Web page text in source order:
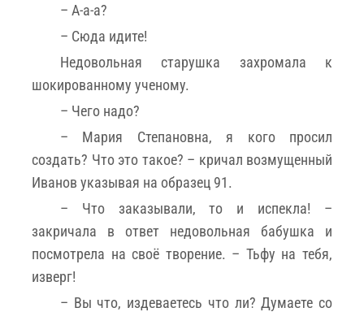
– А-а-а?
– Сюда идите!
Недовольная старушка захромала к
шокированному ученому.
– Чего надо?
– Мария Степановна, я кого просил
создать? Что это такое? – кричал возмущенный
Иванов указывая на образец 91.
– Что заказывали, то и испекла! –
закричала в ответ недовольная бабушка и
посмотрела на своё творение. – Тьфу на тебя,
изверг!
– Вы что, издеваетесь что ли? Думаете со